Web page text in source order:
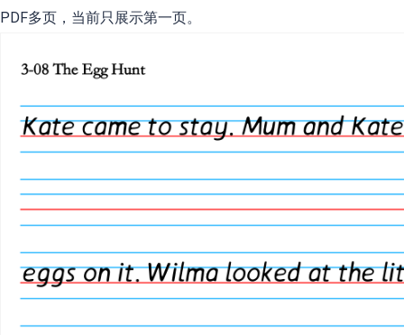
PDF多页，当前只展示第一页。